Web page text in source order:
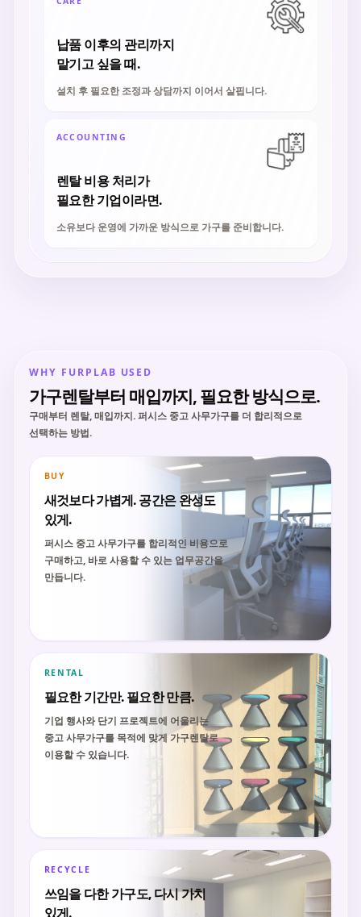
WHY FURPLAB USED
가구렌탈부터 매입까지, 필요한 방식으로.
구매부터 렌탈, 매입까지. 퍼시스 중고 사무가구를 더 합리적으로
선택하는 방법.
BUY
새것보다 가볍게. 공간은 완성도
있게.
퍼시스 중고 사무가구를 합리적인 비용으로
구매하고, 바로 사용할 수 있는 업무공간을
만듭니다.
RENTAL
필요한 기간만. 필요한 만큼.
기업 행사와 단기 프로젝트에 어울리는
중고 사무가구를 목적에 맞게 가구렌탈로
이용할 수 있습니다.
RECYCLE
쓰임을 다한 가구도, 다시 가치
있게.
납품 이후의 관리까지
맡기고 싶을 때.
설치 후 필요한 조정과 상담까지 이어서 살핍니다.
ACCOUNTING
렌탈 비용 처리가
필요한 기업이라면.
소유보다 운영에 가까운 방식으로 가구를 준비합니다.